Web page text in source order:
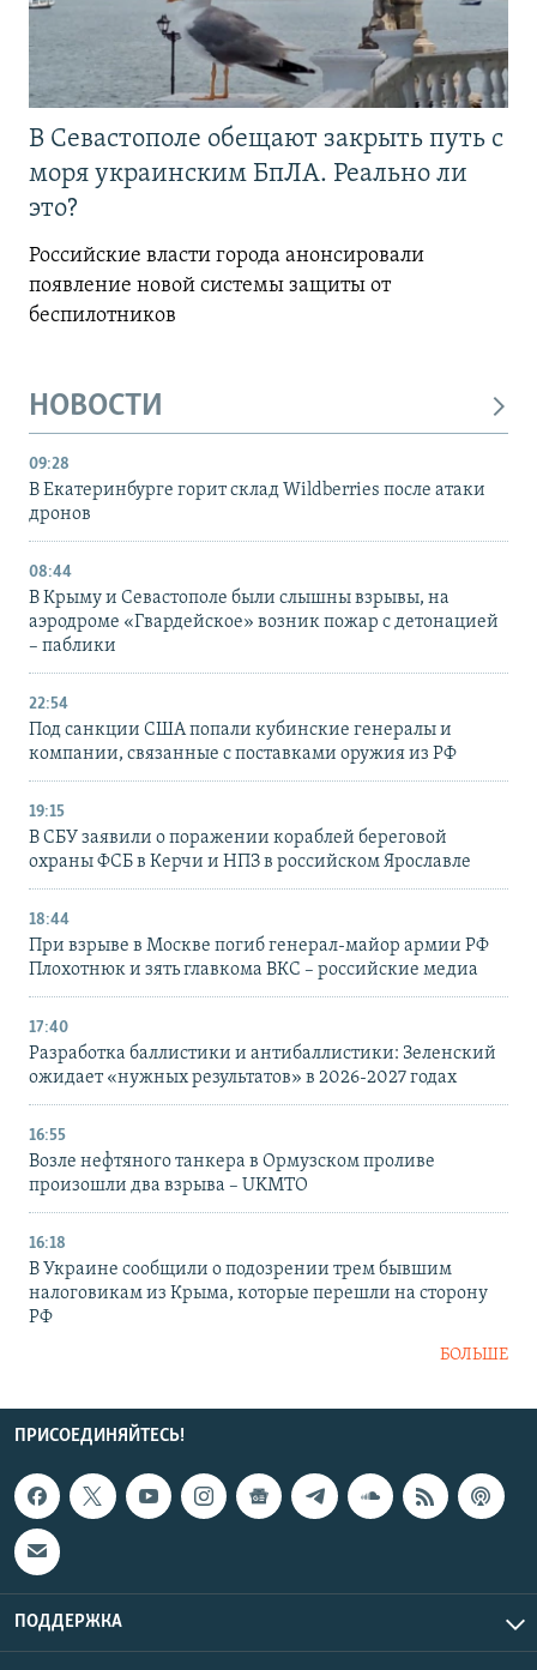
В Севастополе обещают закрыть путь с
моря украинским БпЛА. Реально ли
это?
Российские власти города анонсировали
появление новой системы защиты от
беспилотников
НОВОСТИ
09:28
В Екатеринбурге горит склад Wildberries после атаки
дронов
08:44
В Крыму и Севастополе были слышны взрывы, на
аэродроме «Гвардейское» возник пожар с детонацией
– паблики
22:54
Под санкции США попали кубинские генералы и
компании, связанные с поставками оружия из РФ
19:15
В СБУ заявили о поражении кораблей береговой
охраны ФСБ в Керчи и НПЗ в российском Ярославле
18:44
При взрыве в Москве погиб генерал-майор армии РФ
Плохотнюк и зять главкома ВКС – российские медиа
17:40
Разработка баллистики и антибаллистики: Зеленский
ожидает «нужных результатов» в 2026-2027 годах
16:55
Возле нефтяного танкера в Ормузском проливе
произошли два взрыва – UKMTO
16:18
В Украине сообщили о подозрении трем бывшим
налоговикам из Крыма, которые перешли на сторону
РФ
БОЛЬШЕ
ПРИСОЕДИНЯЙТЕСЬ!
ПОДДЕРЖКА